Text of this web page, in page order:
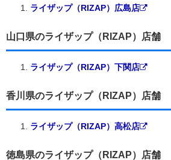
ライザップ（RIZAP）広島店
山口県のライザップ（RIZAP）店舗
ライザップ（RIZAP）下関店
香川県のライザップ（RIZAP）店舗
ライザップ（RIZAP）高松店
徳島県のライザップ（RIZAP）店舗